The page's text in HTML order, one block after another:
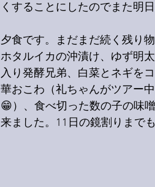
くすることにしたのでまた明
夕食です。まだまだ続く残り
ホタルイカの沖漬け、ゆず明
入り発酵兄弟、白菜とネギを
華おこわ（礼ちゃんがツアー
😁）、食べ切った数の子の味
来ました。11日の鏡割りまで